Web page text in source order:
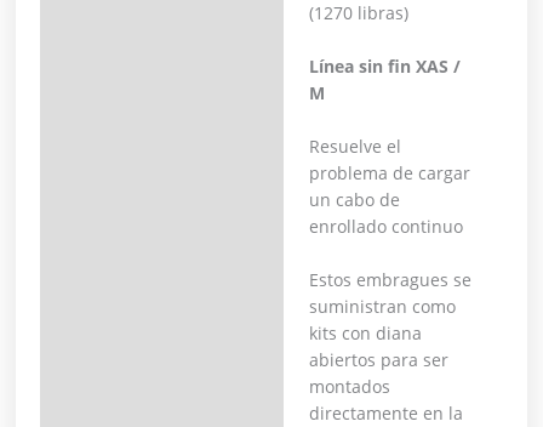
(1270 libras)
Línea sin fin XAS /
M
Resuelve el
problema de cargar
un cabo de
enrollado continuo
Estos embragues se
suministran como
kits con diana
abiertos para ser
montados
directamente en la